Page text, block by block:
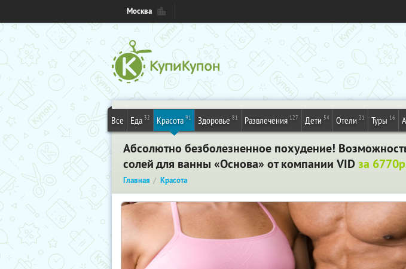
Москва
Все Еда 32 Красота 91 Здоровье 81 Развлечения 127 Дети 54 Отели 21 Туры 16
Абсолютно безболезненное похудение!
солей для ванны «Основа» от компании VIDза
Главная Красота